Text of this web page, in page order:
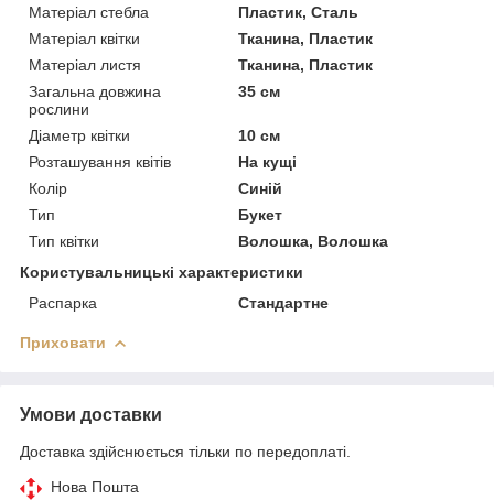
Матеріал стебла
Пластик, Сталь
Матеріал квітки
Тканина, Пластик
Матеріал листя
Тканина, Пластик
Загальна довжина
рослини
35 см
Діаметр квітки
10 см
Розташування квітів
На кущі
Колір
Синій
Тип
Букет
Тип квітки
Волошка, Волошка
Користувальницькі характеристики
Распарка
Стандартне
Приховати
Умови доставки
Доставка здійснюється тільки по передоплаті.
Нова Пошта